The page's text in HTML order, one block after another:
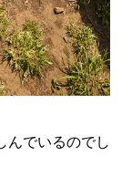
んでいるのでし